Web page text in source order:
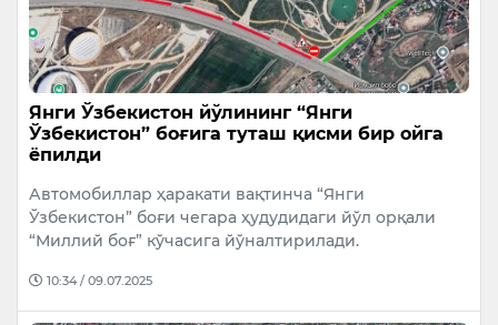
Янги Ўзбекистон йўлининг “Янги
Ўзбекистон” боғига туташ қисми бир ойга
ёпилди
Автомобиллар ҳаракати вақтинча “Янги
Ўзбекистон” боғи чегара ҳудудидаги йўл орқали
“Миллий боғ” кўчасига йўналтирилади.
10:34 / 09.07.2025